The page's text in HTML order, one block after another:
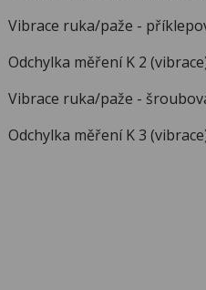
Vibrace ruka/paže -
Odchylka měření K
Vibrace ruka/paže -
Odchylka měření K